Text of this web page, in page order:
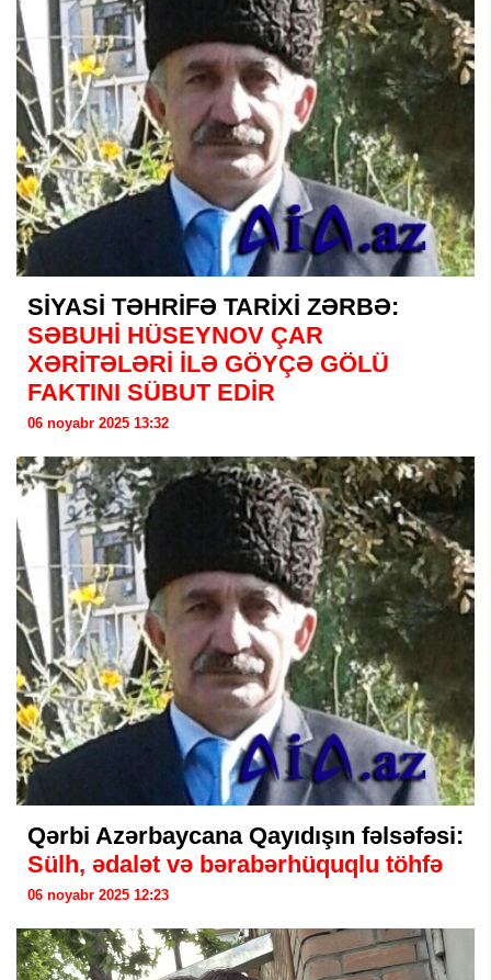
SİYASİ TƏHRİFƏ TARİXİ ZƏRBƏ:
SƏBUHİ HÜSEYNOV ÇAR
XƏRİTƏLƏRİ İLƏ GÖYÇƏ GÖLÜ
FAKTINI SÜBUT EDİR
06 noyabr 2025 13:32
Qərbi Azərbaycana Qayıdışın fəlsəfəsi:
Sülh, ədalət və bərabərhüquqlu töhfə
06 noyabr 2025 12:23